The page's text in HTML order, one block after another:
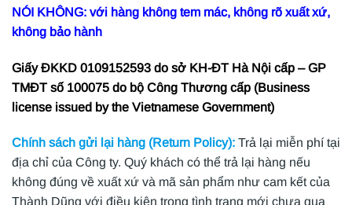
NÓI KHÔNG: với hàng không tem mác, không rõ xuất xứ,
không bảo hành
Giấy ĐKKD 0109152593 do sở KH-ĐT Hà Nội cấp – GP
TMĐT số 100075 do bộ Công Thương cấp (Business
license issued by the Vietnamese Government)
Chính sách gửi lại hàng (Return Policy): Trả lại miễn phí tại
địa chỉ của Công ty. Quý khách có thể trả lại hàng nếu
không đúng về xuất xứ và mã sản phẩm như cam kết của
Thành Dũng với điều kiện trong tình trạng mới chưa qua